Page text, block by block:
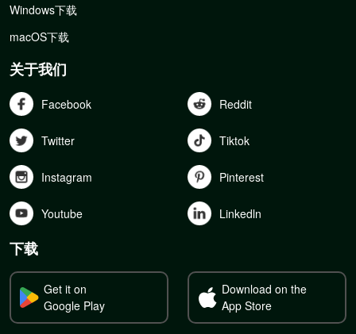
Windows下载
macOS下载
关于我们
Facebook Reddit
Twitter Tiktok
Instagram Pinterest
Youtube Linkedln
下载
Get it on
Google Play
Download on the
App Store